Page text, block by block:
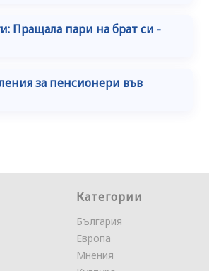
Пращала пари на брат си -
за пенсионери във
Категории
България
Европа
Мнения